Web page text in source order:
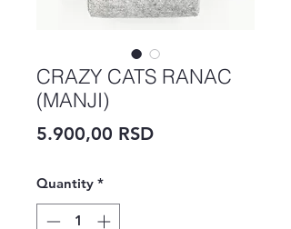
CRAZY CATS RANAC
(MANJI)
5.900,00 RSDPrice
Quantity *